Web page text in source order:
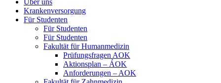
Über uns
Krankenversorgung
Für Studenten
Für Studenten
Für Studenten
Fakultät für Humanmedizin
Prüfungsfragen AOK
Aktionsplan – ÁOK
Anforderungen – AOK